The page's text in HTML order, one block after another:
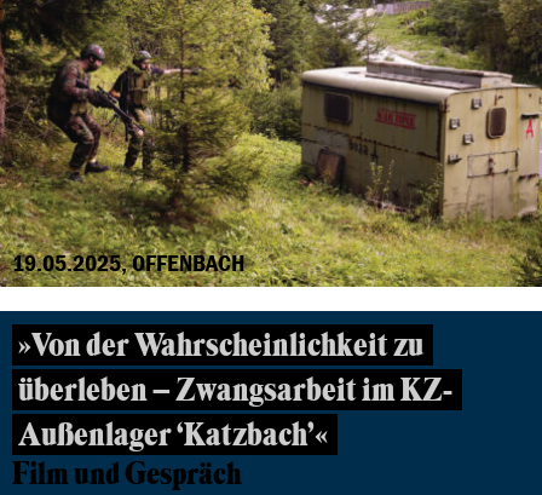
19.05.2025, OFFENBACH
»Von der Wahrscheinlichkeit zu
überleben – Zwangsarbeit im KZ-
Außenlager ‘Katzbach’«
Film und Gespräch